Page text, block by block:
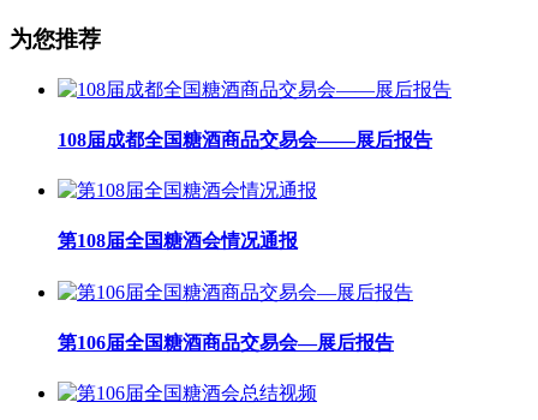
为您推荐
108届成都全国糖酒商品交易会——展后报告
第108届全国糖酒会情况通报
第106届全国糖酒商品交易会—展后报告